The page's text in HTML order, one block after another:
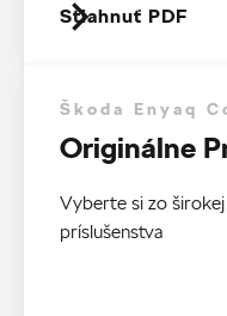
Stiahnuť PDF
Škoda Enyaq
Originálne
Vyberte si zo
príslušenstva